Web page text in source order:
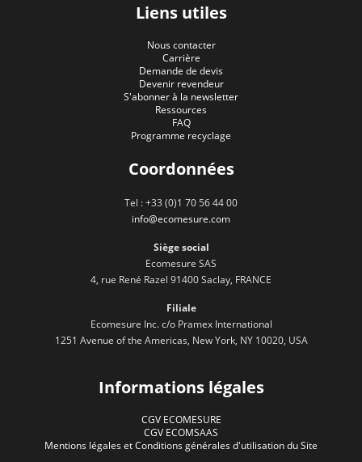
Liens utiles
Nous contacter
Carrière
Demande de devis
Devenir revendeur
S'abonner à la newsletter
Ressources
FAQ
Programme recyclage
Coordonnées
Tel : +33 (0)1 70 56 44 00
info@ecomesure.com
Siège social
Ecomesure SAS
4, rue René Razel 91400 Saclay, FRANCE
Filiale
Ecomesure Inc. c/o Pramex International
1251 Avenue of the Americas, New York, NY 10020, USA
Informations légales
CGV ECOMESURE
CGV ECOMSAAS
Mentions légales et Conditions générales d'utilisation du Site